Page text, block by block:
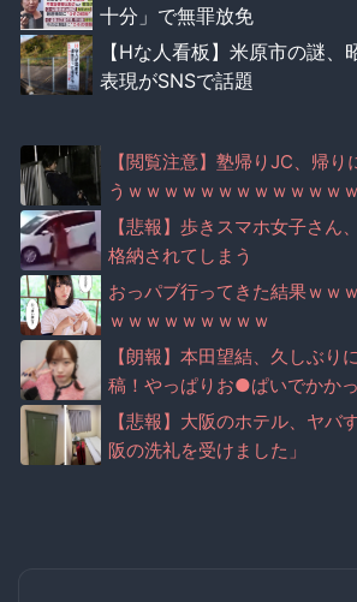
十分」で無罪放免
【Hな人看板】米原市の謎、
表現がSNSで話題
【閲覧注意】塾帰りJC、帰り
うｗｗｗｗｗｗｗｗｗｗｗｗ
ｗ【悲報】歩きスマホ女子さん
格納されてしまう
おっパブ行ってきた結果ｗｗ
ｗｗｗｗｗｗｗｗｗ
【朗報】本田望結、久しぶり
稿！やっぱりお●ぱいでかかっ
【悲報】大阪のホテル、ヤバ
阪の洗礼を受けました」